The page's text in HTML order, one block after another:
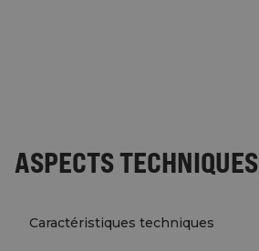
ASPECTS TECHNIQUES
Caractéristiques techniques